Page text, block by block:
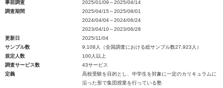
事前調査
2025/01/09～2025/04/14
調査期間
2025/04/15～2025/08/01
2024/04/04～2024/06/24
2023/04/10～2023/06/28
更新日
2025/11/04
サンプル数
9,108人（全国調査における総サンプル数27,923人）
規定人数
100人以上
調査サービス数
43サービス
定義
高校受験を目的とし、中学生を対象に一定のカリキュラムに
沿った形で集団授業を行っている塾